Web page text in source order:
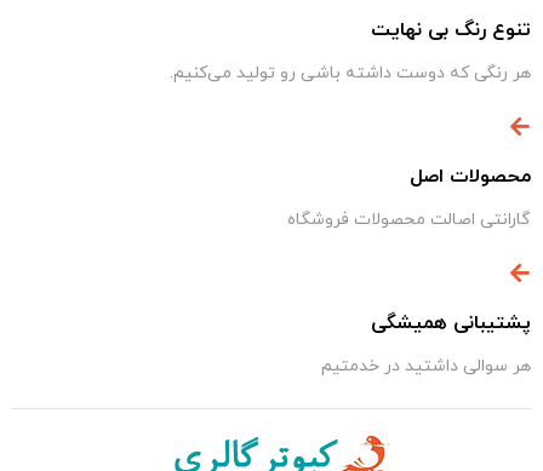
تنوع رنگ بی نهایت
هر رنگی که دوست داشته باشی رو تولید می‌کنیم.
محصولات اصل
گارانتی اصالت محصولات فروشگاه
پشتیبانی همیشگی
هر سوالی داشتید در خدمتیم